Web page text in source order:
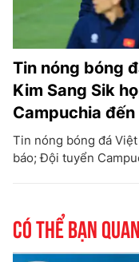
Tin nóng bóng
Kim Sang Sik
Campuchia đến
Tin nóng bóng đá
báo; Đội tuyển
Có thể bạn